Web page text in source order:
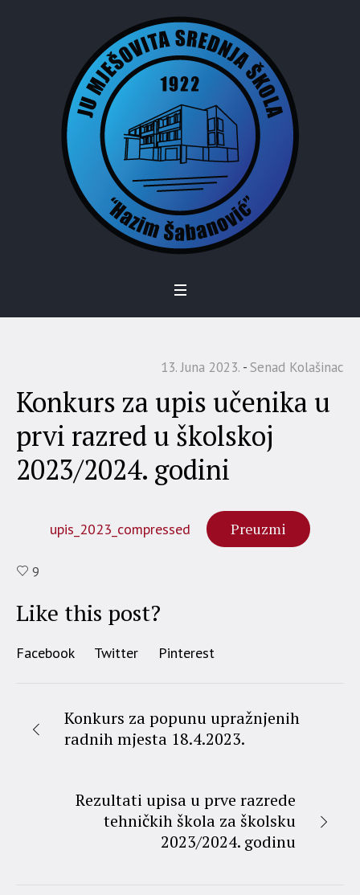
13. Juna 2023. Senad Kolašinac
Konkurs za upis učenika u
prvi razred u školskoj
2023/2024. godini
upis_2023_compressed Preuzmi
9
Like this post?
Facebook Twitter Pinterest
Konkurs za popunu upražnjenih
radnih mjesta 18.4.2023.
Rezultati upisa u prve razrede
tehničkih škola za školsku
2023/2024. godinu